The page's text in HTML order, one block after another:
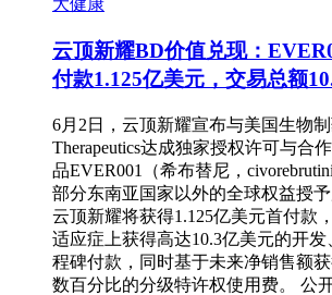
大健康
云顶新耀BD价值兑现：
付款1.125亿美元，交易总额
6月2日，云顶新耀宣布与美国生物制
Therapeutics达成独家授权许可与合
品EVER001（希布替尼，
部分东南亚国家以外的全球权益授予
云顶新耀将获得1.125亿美元首付款
适应症上获得高达10.3亿美元的开
程碑付款，同时基于未来净销售额
数百分比的分级特许权使用费。 公